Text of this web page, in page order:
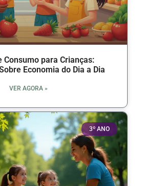
Consumo para Crianças:
Economia do Dia a Dia
VER AGORA »
3º ANO